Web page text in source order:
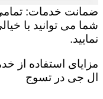
ضمانت خدمات:
شما می توانید با
نمایید.
مزایای استفاده از
ال جی در تسوج